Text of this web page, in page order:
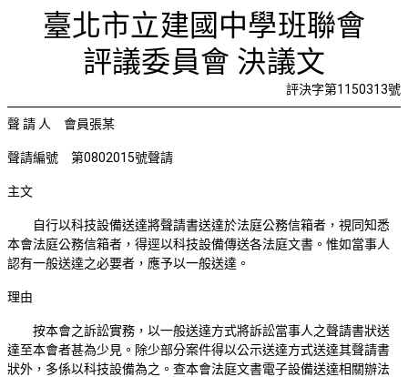
檢視法令 檢視公文 評委文書關於與使用條款
就逕以科
臺北市立建國中學班聯會
評議委員會 決議文
評決字第1150313號
聲 請 人 會員張某
聲請編號 第0802015號聲請
主文
自行以科技設備送達將聲請書送達於法庭公務信箱者，視同知悉
本會法庭公務信箱者，得逕以科技設備傳送各法庭文書。惟如當事人
認有一般送達之必要者，應予以一般送達。
理由
按本會之訴訟實務，以一般送達方式將訴訟當事人之聲請書狀送
達至本會者甚為少見。除少部分案件得以公示送達方式送達其聲請書
狀外，多係以科技設備為之。查本會法庭文書電子設備送達相關辦法